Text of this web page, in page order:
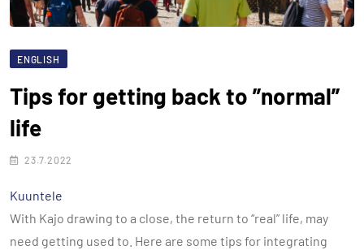
ENGLISH
Tips for getting back to ”normal”
life
23.7.2022
Kuuntele
With Kajo drawing to a close, the return to “real” life, may
need getting used to. Here are some tips for integrating